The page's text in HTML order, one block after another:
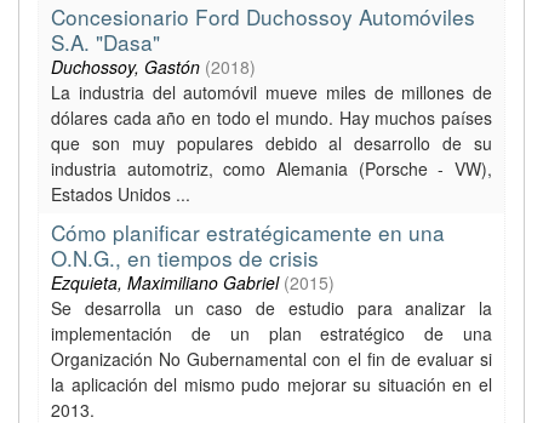
Concesionario Ford Duchossoy Automóviles
S.A. "Dasa"
Duchossoy, Gastón (2018)
La industria del automóvil mueve miles de millones de
dólares cada año en todo el mundo. Hay muchos países
que son muy populares debido al desarrollo de su
industria automotriz, como Alemania (Porsche - VW),
Estados Unidos ...
Cómo planificar estratégicamente en una
O.N.G., en tiempos de crisis
Ezquieta, Maximiliano Gabriel (2015)
Se desarrolla un caso de estudio para analizar la
implementación de un plan estratégico de una
Organización No Gubernamental con el fin de evaluar si
la aplicación del mismo pudo mejorar su situación en el
2013.